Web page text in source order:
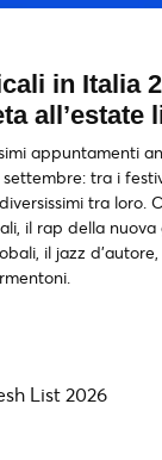
in Italia
all’estate
appuntamenti
tra i
tra loro.
il rap della nuova
il jazz